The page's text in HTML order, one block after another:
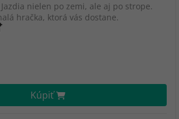
nielen po zemi, ale aj po strope.
hračka, ktorá vás dostane.
Kúpiť